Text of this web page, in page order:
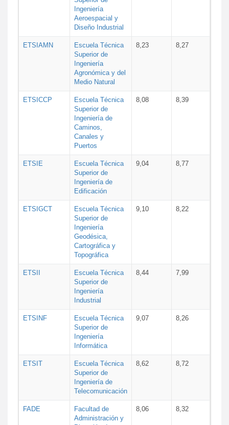
Ingeniería
Aeroespacial y
Diseño Industrial
ETSIAMN
Escuela Técnica
Superior de
Ingeniería
Agronómica y del
Medio Natural
8,23 8,27
ETSICCP
Escuela Técnica
Superior de
Ingeniería de
Caminos,
Canales y
Puertos
8,08 8,39
ETSIE
Escuela Técnica
Superior de
Ingeniería de
Edificación
9,04 8,77
ETSIGCT
Escuela Técnica
Superior de
Ingeniería
Geodésica,
Cartográfica y
Topográfica
9,10 8,22
ETSII
Escuela Técnica
Superior de
Ingeniería
Industrial
8,44 7,99
ETSINF
Escuela Técnica
Superior de
Ingeniería
Informática
9,07 8,26
ETSIT
Escuela Técnica
Superior de
Ingeniería de
Telecomunicación
8,62 8,72
FADE
Facultad de
Administración y
8,06 8,32